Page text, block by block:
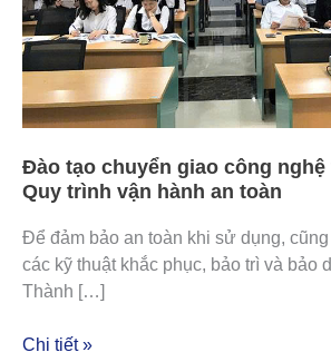
Đào tạo chuyển giao công nghệ
Quy trình vận hành an toàn
Để đảm bảo an toàn khi sử dụng,
các kỹ thuật khắc phục, bảo trì và bảo
Thành […]
–
Quy
trình
vận
hành
toàn
Chi tiết »